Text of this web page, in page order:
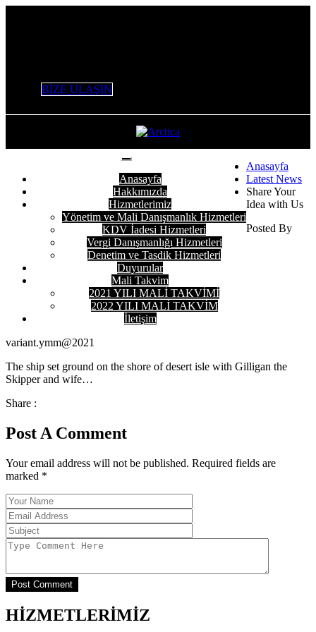
BİZE ULAŞIN
Anasayfa
Hakkımızda
Hizmetlerimiz
Yönetim ve Mali Danışmanlık Hizmetleri
KDV İadesi Hizmetleri
Vergi Danışmanlığı Hizmetleri
Denetim ve Tasdik Hizmetleri
Duyurular
Mali Takvim
2021 YILI MALİ TAKVİMİ
2022 YILI MALİ TAKVİM
İletişim
Anasayfa
Latest News
Share Your
Idea with Us
Posted By
variant.ymm@2021
The ship set ground on the shore of desert isle with Gilligan the
Skipper and wife…
Share :
Post A Comment
Your email address will not be published. Required fields are
marked *
Post Comment
HİZMETLERİMİZ